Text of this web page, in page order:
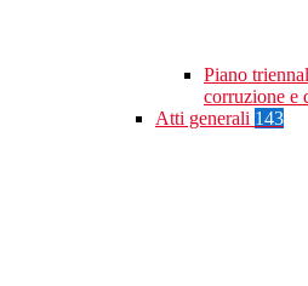
Piano
corruzione e
Atti generali 143